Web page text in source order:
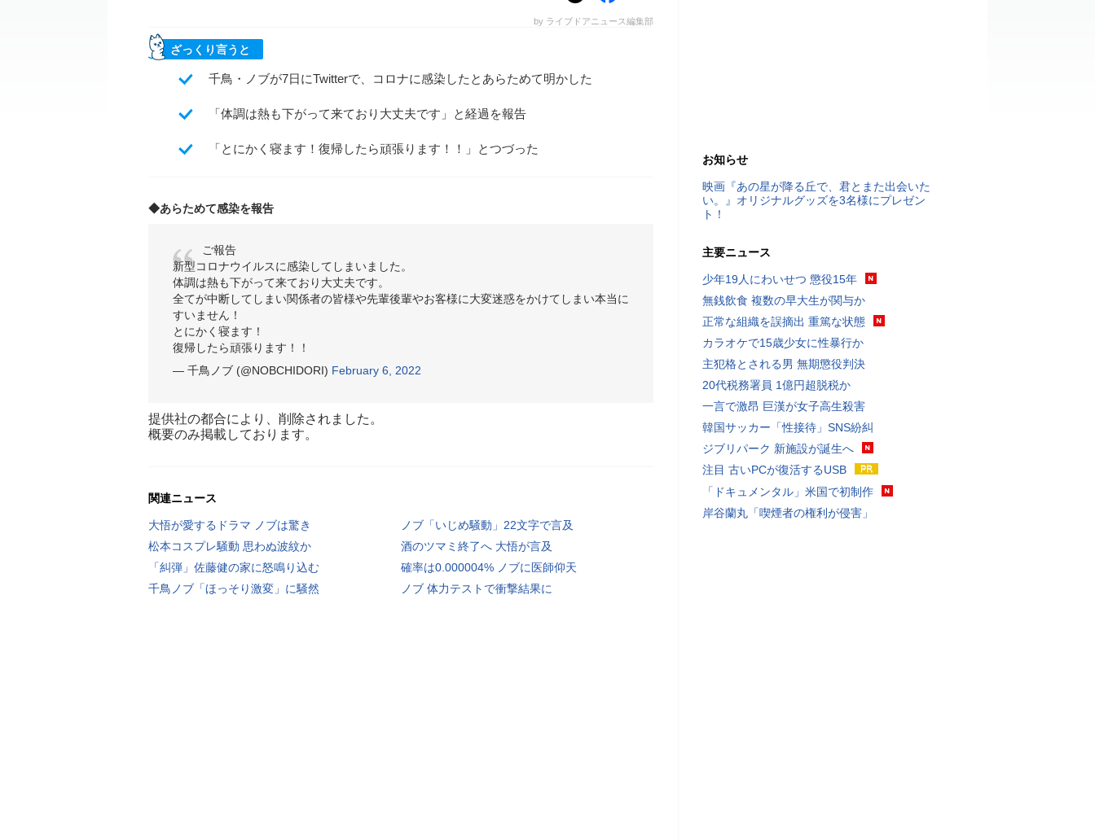
by ライブドアニュース編集部
ざっくり言うと
千鳥・ノブが7日にTwitterで、コロナに感染したとあらためて明かした
「体調は熱も下がって来ており大丈夫です」と経過を報告
「とにかく寝ます！復帰したら頑張ります！！」とつづった
◆あらためて感染を報告
ご報告
新型コロナウイルスに感染してしまいました。
体調は熱も下がって来ており大丈夫です。
全てが中断してしまい関係者の皆様や先輩後輩やお客様に大変迷惑をかけてしまい本当に
すいません！
とにかく寝ます！
復帰したら頑張ります！！
— 千鳥ノブ (@NOBCHIDORI) February 6, 2022
提供社の都合により、削除されました。
概要のみ掲載しております。
関連ニュース
大悟が愛するドラマ ノブは驚き
ノブ「いじめ騒動」22文字で言及
松本コスプレ騒動 思わぬ波紋か
酒のツマミ終了へ 大悟が言及
「糾弾」佐藤健の家に怒鳴り込む
確率は0.000004% ノブに医師仰天
千鳥ノブ「ほっそり激変」に騒然
ノブ 体力テストで衝撃結果に
お知らせ
映画『あの星が降る丘で、君とまた出会いた
い。』オリジナルグッズを3名様にプレゼン
ト！
主要ニュース
少年19人にわいせつ 懲役15年
無銭飲食 複数の早大生が関与か
正常な組織を誤摘出 重篤な状態
カラオケで15歳少女に性暴行か
主犯格とされる男 無期懲役判決
20代税務署員 1億円超脱税か
一言で激昂 巨漢が女子高生殺害
韓国サッカー「性接待」SNS紛糾
ジブリパーク 新施設が誕生へ
注目 古いPCが復活するUSB
「ドキュメンタル」米国で初制作
岸谷蘭丸「喫煙者の権利が侵害」